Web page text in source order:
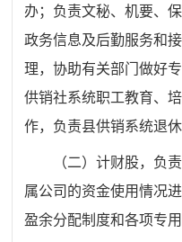
办；负责文秘、机要、
政务信息及后勤服务和
理，协助有关部门做好
供销社系统职工教育、
作，负责县供销系统退
（二）计财股，负
属公司的资金使用情况
盈余分配制度和各项专